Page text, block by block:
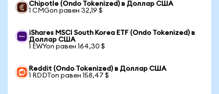
Chipotle (Ondo Tokenized) в Доллар США
1 CMGon равен 32,19 $
iShares MSCI South Korea ETF (Ondo Tokenized) в
Доллар США
1 EWYon равен 164,30 $
Reddit (Ondo Tokenized) в Доллар США
1 RDDTon равен 158,47 $